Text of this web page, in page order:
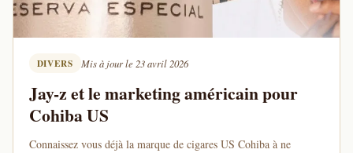
DIVERS Mis à jour le 23 avril 2026
Jay-z et le marketing américain pour
Cohiba US
Connaissez vous déjà la marque de cigares US Cohiba à ne